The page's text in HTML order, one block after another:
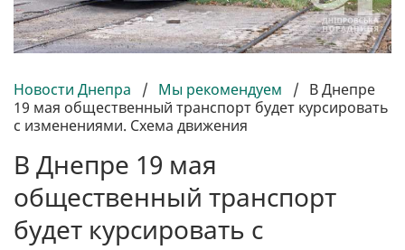
Новости Днепра / Мы рекомендуем / В Днепре
19 мая общественный транспорт будет курсировать
с изменениями. Схема движения
В Днепре 19 мая
общественный транспорт
будет курсировать с